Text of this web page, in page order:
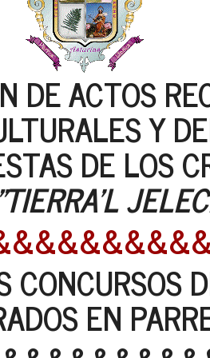
DE ACTOS
Y
DE LOS
"TIERRA'L
CONCURSOS
EN